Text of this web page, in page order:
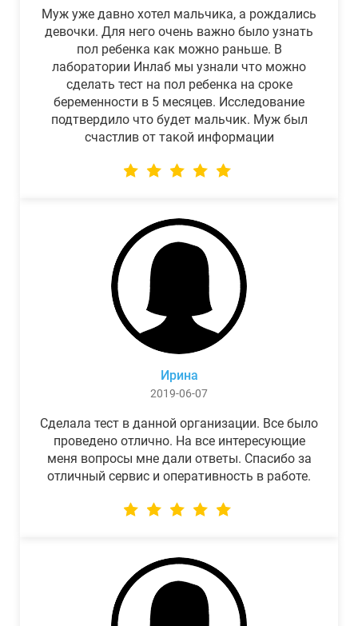
Муж уже давно хотел мальчика, а рождались
девочки. Для него очень важно было узнать
пол ребенка как можно раньше. В
лаборатории Инлаб мы узнали что можно
сделать тест на пол ребенка на сроке
беременности в 5 месяцев. Исследование
подтвердило что будет мальчик. Муж был
счастлив от такой информации
Ирина
2019-06-07
Сделала тест в данной организации. Все было
проведено отлично. На все интересующие
меня вопросы мне дали ответы. Спасибо за
отличный сервис и оперативность в работе.